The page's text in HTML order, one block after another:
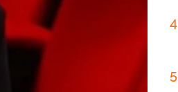
4
5